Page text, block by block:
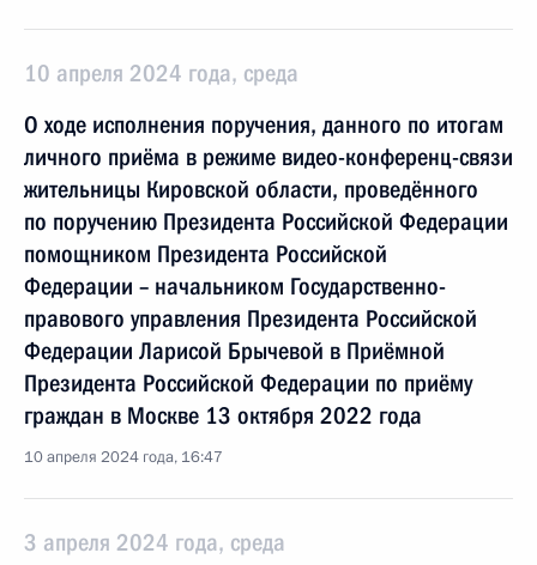
10 апреля 2024 года, среда
О ходе исполнения поручения, данного по итогам
личного приёма в режиме видео-конференц-связи
жительницы Кировской области, проведённого
по поручению Президента Российской Федерации
помощником Президента Российской
Федерации – начальником Государственно-
правового управления Президента Российской
Федерации Ларисой Брычевой в Приёмной
Президента Российской Федерации по приёму
граждан в Москве 13 октября 2022 года
10 апреля 2024 года, 16:47
3 апреля 2024 года, среда